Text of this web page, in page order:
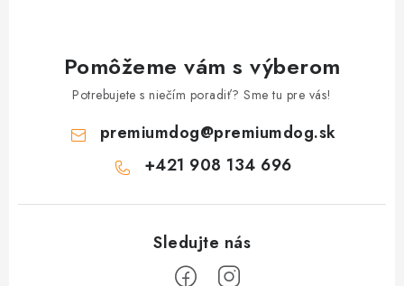
Pomôžeme vám s výberom
Potrebujete s niečím poradiť? Sme tu pre vás!
premiumdog@premiumdog.sk
+421 908 134 696